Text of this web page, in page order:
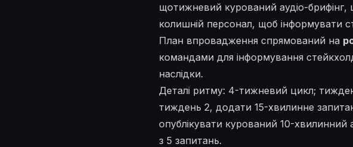
щотижневий курований аудіо-
колишній персонал, щоб інформувати
План впровадження спрямований на
командами для інформування
наслідки.
Деталі ритму: 4-тижневий цикл;
тиждень 2, додати 15-хвилинне
опублікувати курований 10-хвилинний
з 5 запитань.